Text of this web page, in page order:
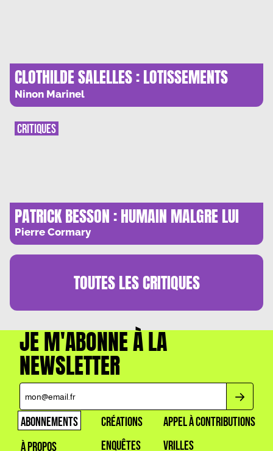
CLOTHILDE SALELLES : LOTISSEMENTS
MORTIFERES
Ninon Marinel
PATRICK BESSON : HUMAIN MALGRE LUI
Pierre Cormary
CRITIQUES
TOUTES LESCRITIQUES
JE M'ABONNE À LA
NEWSLETTER
ABONNEMENTS
À PROPOS
CRÉATIONS
ENQUÊTES
APPEL À CONTRIBUTIONS
VRILLES